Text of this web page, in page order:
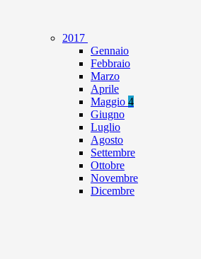
2017
Gennaio
Febbraio
Marzo
Aprile
Maggio 4
Giugno
Luglio
Agosto
Settembre
Ottobre
Novembre
Dicembre